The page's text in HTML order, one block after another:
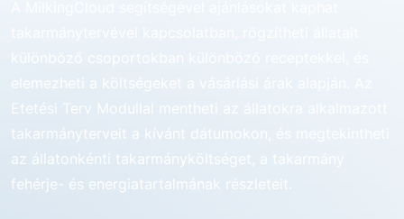
elemezheti a költségeket a vásárlási árak alapján. Az
Etetési Terv Modullal mentheti az állatokra alkalmazott
takarmányterveit a kívánt dátumokon, és megtekintheti
az állatonkénti takarmányköltséget, a takarmány
fehérje- és energiatartalmának részleteit.